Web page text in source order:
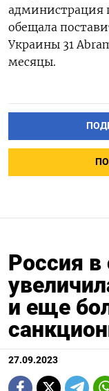
администрация
обещала
Украины 31
месяцы.
Россия в
и еще
27.09.2023